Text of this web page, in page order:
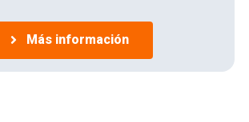
Más información